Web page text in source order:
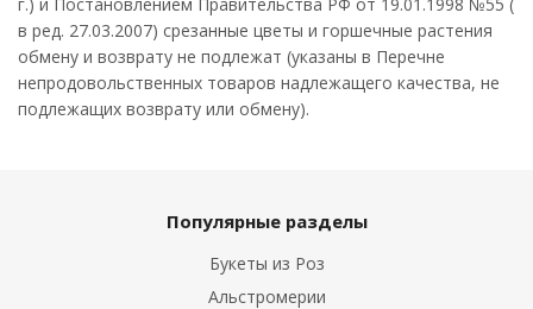
в ред. 27.03.2007) срезанные цветы и горшечные растения
обмену и возврату не подлежат (указаны в Перечне
непродовольственных товаров надлежащего качества, не
подлежащих возврату или обмену).
Популярные разделы
Букеты из Роз
Альстромерии